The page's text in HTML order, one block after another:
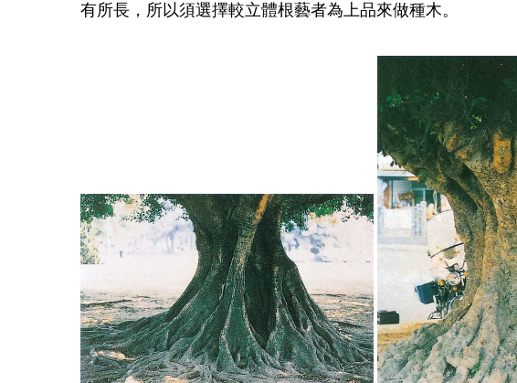
有所長，所以須選擇較立體根藝者為上品來做種木。